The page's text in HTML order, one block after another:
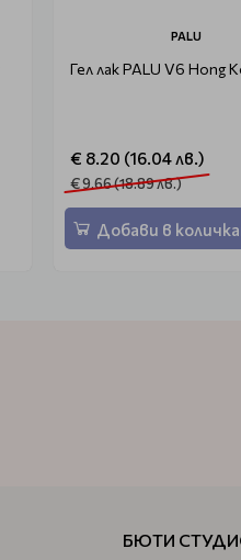
PALU
Гел лак PALU V6 Hong
€ 8.20 (16.04 лв.)
€ 9.66 (18.89 лв.)
Добави в
БЮТИ СТУДИО